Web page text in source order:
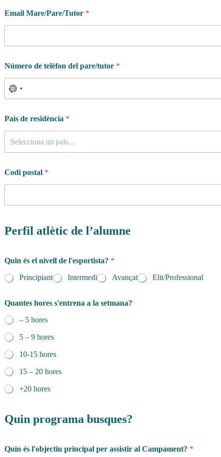
Email Mare/Pare/Tutor *
Número de telèfon del pare/tutor *
País de residència *
Selecciona un país…
Codi postal *
r
i
i
p
a
*
l
Perfil atlètic de l’alumne
Quin és el nivell de l'esportista? *
Principiant
Intermedi Avançat Elit/Professional
Quantes hores s'entrena a la setmana?
– 5 hores
5 – 9 hores
10-15 hores
15 – 20 hores
+20 hores
Quin programa busques?
Quin és l'objectiu principal per assistir al Campament? *